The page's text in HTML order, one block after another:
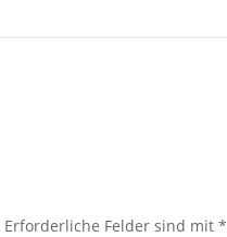
Erforderliche Felder sind mit*